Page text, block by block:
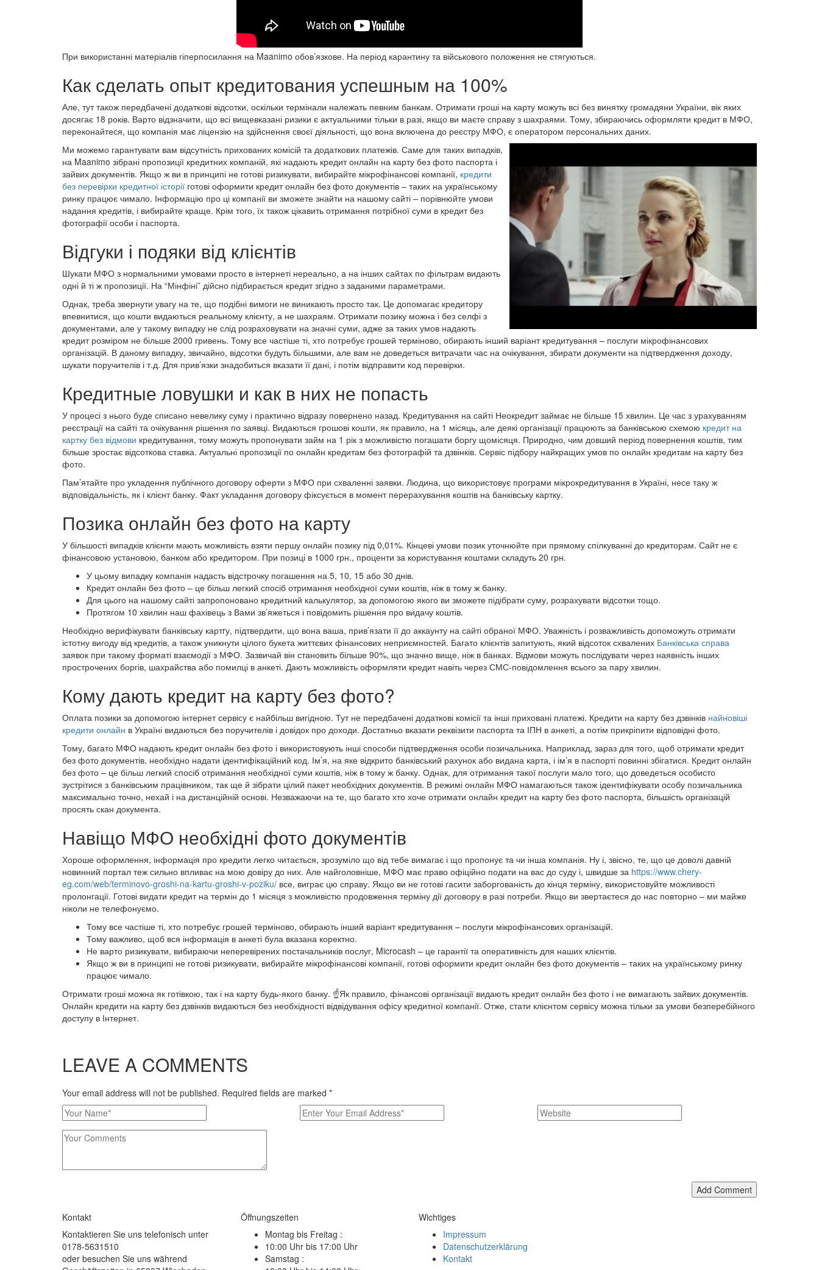
При використанні матеріалів гіперпосилання на Maanimo обов’язкове. На період карантину та військового положення не стягуються.
Как сделать опыт кредитования успешным на 100%
Але, тут також передбачені додаткові відсотки, оскільки термінали належать певним банкам. Отримати гроші на карту можуть всі без винятку громадяни України, вік яких
досягає 18 років. Варто відзначити, що всі вищевказані ризики є актуальними тільки в разі, якщо ви маєте справу з шахраями. Тому, збираючись оформляти кредит в МФО,
переконайтеся, що компанія має ліцензію на здійснення своєї діяльності, що вона включена до реєстру МФО, є оператором персональних даних.
Ми можемо гарантувати вам відсутність прихованих комісій та додаткових платежів. Саме для таких випадків,
на Maanimo зібрані пропозиції кредитних компаній, які надають кредит онлайн на карту без фото паспорта і
зайвих документів. Якщо ж ви в принципі не готові ризикувати, вибирайте мікрофінансові компанії, кредити
без перевірки кредитної історії готові оформити кредит онлайн без фото документів – таких на українському
ринку працює чимало. Інформацію про ці компанії ви зможете знайти на нашому сайті – порівнюйте умови
надання кредитів, і вибирайте краще. Крім того, їх також цікавить отримання потрібної суми в кредит без
фотографії особи і паспорта.
Відгуки і подяки від клієнтів
Шукати МФО з нормальними умовами просто в інтернеті нереально, а на інших сайтах по фільтрам видають
одні й ті ж пропозиції. На “Мінфіні” дійсно підбирається кредит згідно з заданими параметрами.
Однак, треба звернути увагу на те, що подібні вимоги не виникають просто так. Це допомагає кредитору
впевнитися, що кошти видаються реальному клієнту, а не шахраям. Отримати позику можна і без селфі з
документами, але у такому випадку не слід розраховувати на значні суми, адже за таких умов надають
кредит розміром не більше 2000 гривень. Тому все частіше ті, хто потребує грошей терміново, обирають інший варіант кредитування – послуги мікрофінансових
організацій. В даному випадку, звичайно, відсотки будуть більшими, але вам не доведеться витрачати час на очікування, збирати документи на підтвердження доходу,
шукати поручителів і т.д. Для прив’язки знадобиться вказати її дані, і потім відправити код перевірки.
Кредитные ловушки и как в них не попасть
У процесі з нього буде списано невелику суму і практично відразу повернено назад. Кредитування на сайті Неокредит займає не більше 15 хвилин. Це час з урахуванням
реєстрації на сайті та очікування рішення по заявці. Видаються грошові кошти, як правило, на 1 місяць, але деякі організації працюють за банківською схемою кредит на
картку без відмови кредитування, тому можуть пропонувати займ на 1 рік з можливістю погашати боргу щомісяця. Природно, чим довший період повернення коштів, тим
більше зростає відсоткова ставка. Актуальні пропозиції по онлайн кредитам без фотографій та дзвінків. Сервіс підбору найкращих умов по онлайн кредитам на карту без
фото.
Пам’ятайте про укладення публічного договору оферти з МФО при схваленні заявки. Людина, що використовує програми мікрокредитування в Україні, несе таку ж
відповідальність, як і клієнт банку. Факт укладання договору фіксується в момент перерахування коштів на банківську картку.
Позика онлайн без фото на карту
У більшості випадків клієнти мають можливість взяти першу онлайн позику під 0,01%. Кінцеві умови позик уточнюйте при прямому спілкуванні до кредиторам. Сайт не є
фінансовою установою, банком або кредитором. При позиці в 1000 грн., проценти за користування коштами складуть 20 грн.
У цьому випадку компанія надасть відстрочку погашення на 5, 10, 15 або 30 днів.
Кредит онлайн без фото – це більш легкий спосіб отримання необхідної суми коштів, ніж в тому ж банку.
Для цього на нашому сайті запропоновано кредитний калькулятор, за допомогою якого ви зможете підібрати суму, розрахувати відсотки тощо.
Протягом 10 хвилин наш фахівець з Вами зв’яжеться і повідомить рішення про видачу коштів.
Необхідно верифікувати банківську картrу, підтвердити, що вона ваша, прив’язати її до аккаунту на сайті обраної МФО. Уважність і розважливість допоможуть отримати
істотну вигоду від кредитів, а також уникнути цілого букета життєвих фінансових неприємностей. Багато клієнтів запитують, який відсоток схвалених Банківська справа
заявок при такому форматі взаємодії з МФО. Зазвичай він становить більше 90%, що значно вище, ніж в банках. Відмови можуть послідувати через наявність інших
прострочених боргів, шахрайства або помилці в анкеті. Дають можливість оформляти кредит навіть через СМС-повідомлення всього за пару хвилин.
Кому дають кредит на карту без фото?
Оплата позики за допомогою інтернет сервісу є найбільш вигідною. Тут не передбачені додаткові комісії та інші приховані платежі. Кредити на карту без дзвінків найновіші
кредити онлайн в Україні видаються без поручителів і довідок про доходи. Достатньо вказати реквізити паспорта та ІПН в анкеті, а потім прикріпити відповідні фото.
Тому, багато МФО надають кредит онлайн без фото і використовують інші способи підтвердження особи позичальника. Наприклад, зараз для того, щоб отримати кредит
без фото документів, необхідно надати ідентифікаційний код. Ім’я, на яке відкрито банківський рахунок або видана карта, і ім’я в паспорті повинні збігатися. Кредит онлайн
без фото – це більш легкий спосіб отримання необхідної суми коштів, ніж в тому ж банку. Однак, для отримання такої послуги мало того, що доведеться особисто
зустрітися з банківським працівником, так ще й зібрати цілий пакет необхідних документів. В режимі онлайн МФО намагаються також ідентифікувати особу позичальника
максимально точно, нехай і на дистанційній основі. Незважаючи на те, що багато хто хоче отримати онлайн кредит на карту без фото паспорта, більшість організацій
просять скан документа.
Навіщо МФО необхідні фото документів
Хороше оформлення, інформація про кредити легко читається, зрозуміло що від тебе вимагає і що пропонує та чи інша компанія. Ну і, звісно, те, що це доволі давній
новинний портал теж сильно впливає на мою довіру до них. Але найголовніше, МФО має право офіційно подати на вас до суду і, швидше за https://www.chery-
eg.com/web/terminovo-groshi-na-kartu-groshi-v-poziku/ все, виграє цю справу. Якщо ви не готові гасити заборгованість до кінця терміну, використовуйте можливості
пролонгації. Готові видати кредит на термін до 1 місяця з можливістю продовження терміну дії договору в разі потреби. Якщо ви звертаєтеся до нас повторно – ми майже
ніколи не телефонуємо.
Тому все частіше ті, хто потребує грошей терміново, обирають інший варіант кредитування – послуги мікрофінансових організацій.
Тому важливо, щоб вся інформація в анкеті була вказана коректно.
Не варто ризикувати, вибираючи неперевірених постачальників послуг, Microcash – це гарантії та оперативність для наших клієнтів.
Якщо ж ви в принципі не готові ризикувати, вибирайте мікрофінансові компанії, готові оформити кредит онлайн без фото документів – таких на українському ринку
працює чимало.
Отримати гроші можна як готівкою, так і на карту будь-якого банку. ☝Як правило, фінансові організації видають кредит онлайн без фото і не вимагають зайвих документів.
Онлайн кредити на карту без дзвінків видаються без необхідності відвідування офісу кредитної компанії. Отже, стати клієнтом сервісу можна тільки за умови безперебійного
доступу в Інтернет.
LEAVE A COMMENTS
Your email address will not be published. Required fields are marked *
Add Comment
Kontakt
Kontaktieren Sie uns telefonisch unter
0178-5631510
oder besuchen Sie uns während
Öffnungszeiten
Montag bis Freitag :
10:00 Uhr bis 17:00 Uhr
Samstag :
Wichtiges
Impressum
Datenschutzerklärung
Kontakt